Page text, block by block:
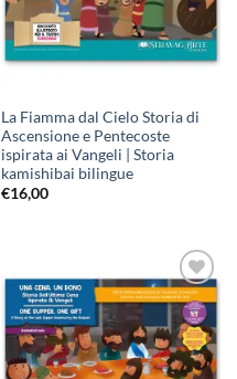
La Fiamma dal Cielo Storia di
Ascensione e Pentecoste
ispirata ai Vangeli | Storia
kamishibai bilingue
€16,00
Aggiungi
alla lista
dei
desideri